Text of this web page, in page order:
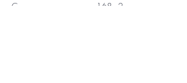
Casa
168m2